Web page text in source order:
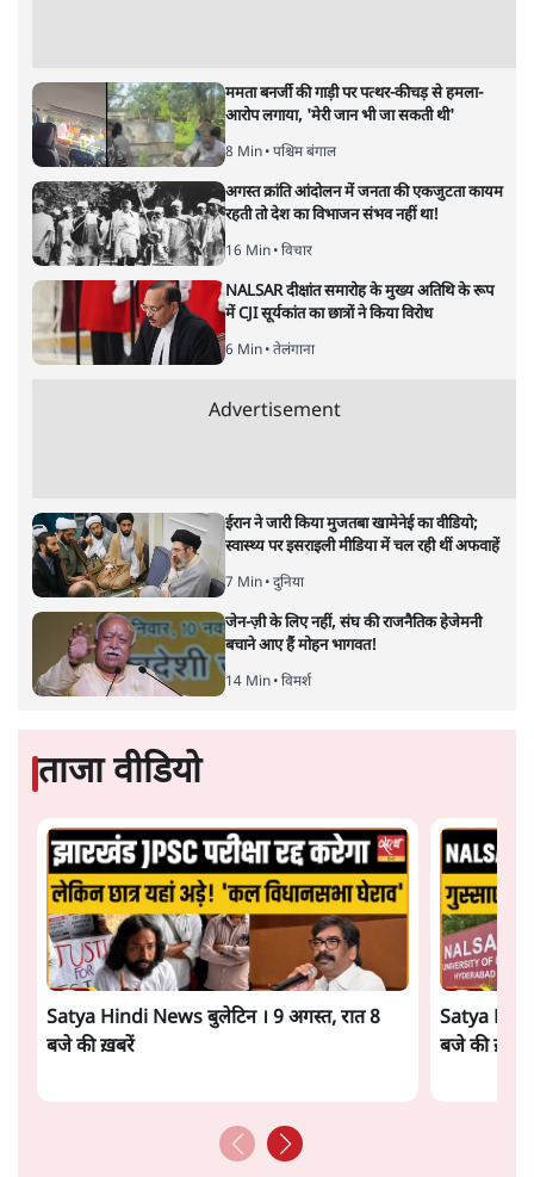
ममता बनर्जी की गाड़ी पर पत्थर-कीचड़ से हमला-
आरोप लगाया, 'मेरी जान भी जा सकती थी'
8 Min• पश्चिम बंगाल
अगस्त क्रांति आंदोलन में जनता की एकजुटता कायम
रहती तो देश का विभाजन संभव नहीं था!
16 Min• विचार
NALSAR दीक्षांत समारोह के मुख्य अतिथि के रूप
में CJI सूर्यकांत का छात्रों ने किया विरोध
6 Min• तेलंगाना
Advertisement
ईरान ने जारी किया मुजतबा खामेनेई का वीडियो;
स्वास्थ्य पर इसराइली मीडिया में चल रही थीं अफवाहें
7 Min• दुनिया
जेन-ज़ी के लिए नहीं, संघ की राजनैतिक हेजेमनी
बचाने आए हैं मोहन भागवत!
14 Min• विमर्श
ताजा वीडियो
Satya Hindi News बुलेटिन । 9 अगस्त, रात 8
बजे की ख़बरें
Satya
बजे की ख़बरें